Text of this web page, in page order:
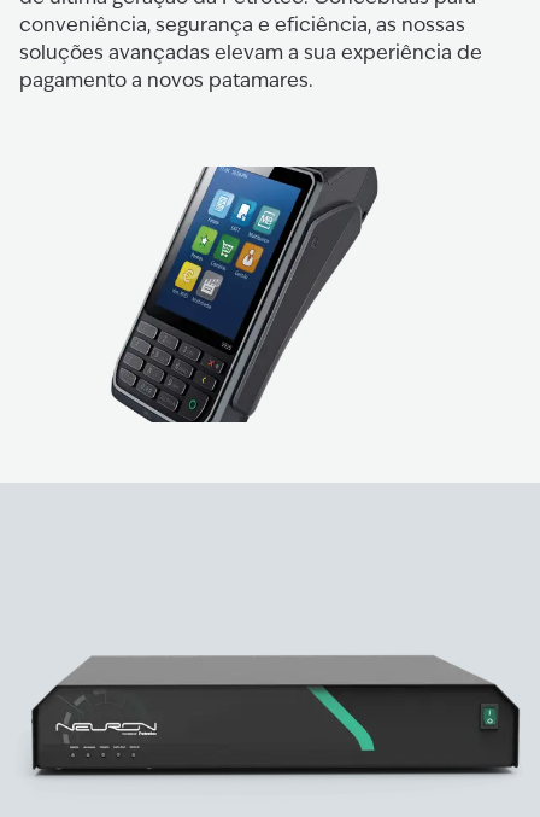
conveniência, segurança e eficiência, as nossas
soluções avançadas elevam a sua experiência de
pagamento a novos patamares.